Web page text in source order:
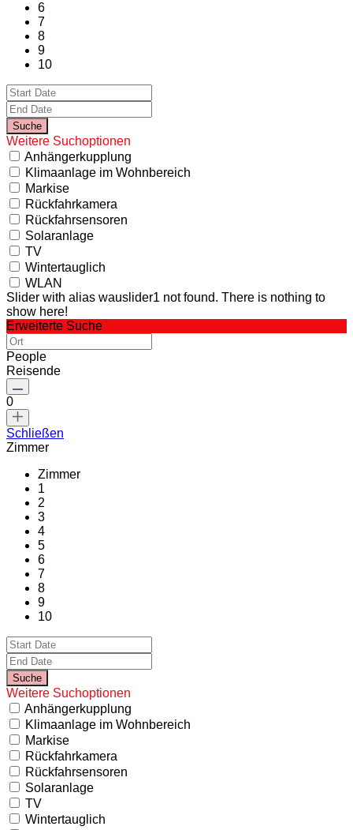
6
7
8
9
10
Weitere Suchoptionen
Anhängerkupplung
Klimaanlage im Wohnbereich
Markise
Rückfahrkamera
Rückfahrsensoren
Solaranlage
TV
Wintertauglich
WLAN
Slider with alias wauslider1 not found. There is nothing to
show here!
Erweiterte Suche
People
Reisende
0
Schließen
Zimmer
Zimmer
1
2
3
4
5
6
7
8
9
10
Weitere Suchoptionen
Anhängerkupplung
Klimaanlage im Wohnbereich
Markise
Rückfahrkamera
Rückfahrsensoren
Solaranlage
TV
Wintertauglich